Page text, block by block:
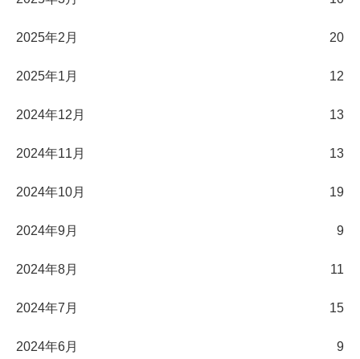
2025年2月 20
2025年1月 12
2024年12月 13
2024年11月 13
2024年10月 19
2024年9月 9
2024年8月 11
2024年7月 15
2024年6月 9